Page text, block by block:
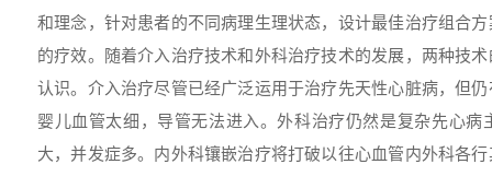
和理念，针对患者的不同病理生理状态，设计最佳治疗组合
的疗效。随着介入治疗技术和外科治疗技术的发展，两种技
认识。介入治疗尽管已经广泛运用于治疗先天性心脏病，但
婴儿血管太细，导管无法进入。外科治疗仍然是复杂先心病
大，并发症多。内外科镶嵌治疗将打破以往心血管内外科各